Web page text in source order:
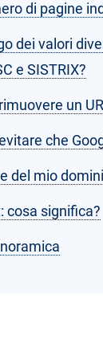
di pagine
dei valori
e SISTRIX?
un
che
del mio
cosa significa?